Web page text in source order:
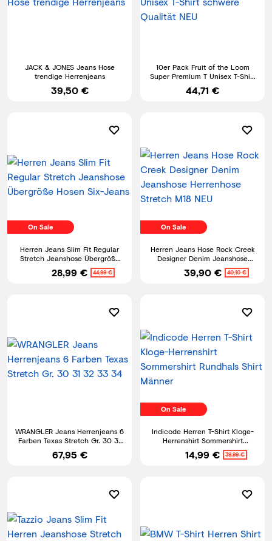
JACK & JONES Jeans Hose
trendige Herrenjeans
39,50 €
10er Pack Fruit of the Loom
Super Premium T Unisex T-Shirt
schwere Qualität NEU
44,71 €
On Sale
Herren Jeans Slim Fit Regular
Stretch Jeanshose Übergröße
Hosen Six-Jeans
28,99 € 44,99 €
On Sale
Herren Jeans Hose Rock Creek
Designer Denim Jeanshose
Herrenhose Stretch M18 NEU
39,90 € 40,10 €
WRANGLER Jeans Herrenjeans 6
Farben Texas Stretch Gr. 30 31
32 33 34
67,95 €
On Sale
Indicode Herren T-Shirt Kloge-
Herrenshirt Sommershirt
Rundhals Shirt Männer
14,99 € 39,99 €